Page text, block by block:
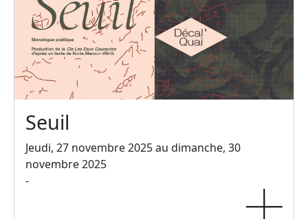
Seuil
Jeudi, 27 novembre 2025 au dimanche, 30
novembre 2025
-